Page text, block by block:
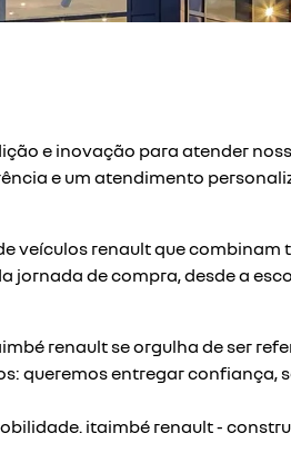
e inovação para atender
e um atendimento
veículos renault que combinam
jornada de compra, desde a
renault se orgulha de ser
queremos entregar confiança,
itaimbé renault -